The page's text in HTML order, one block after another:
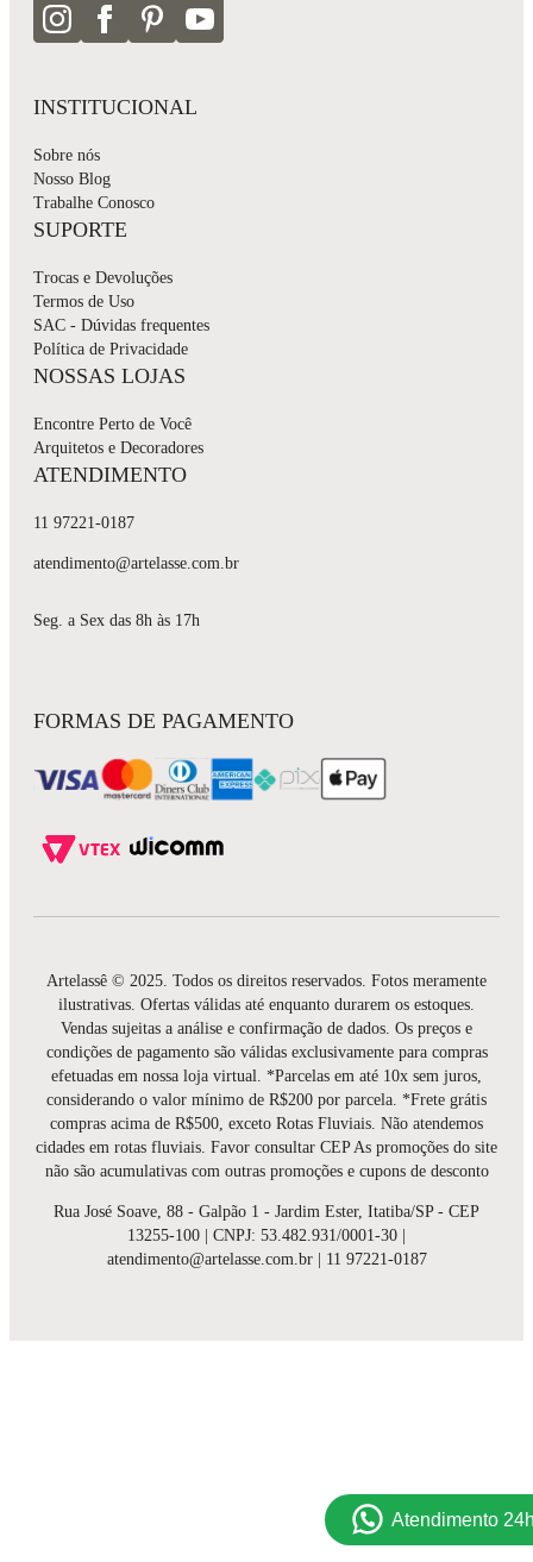
INSTITUCIONAL
Sobre nós
Nosso Blog
Trabalhe Conosco
SUPORTE
Trocas e Devoluções
Termos de Uso
SAC - Dúvidas frequentes
Política de Privacidade
NOSSAS LOJAS
Encontre Perto de Você
Arquitetos e Decoradores
ATENDIMENTO
11 97221-0187
atendimento@artelasse.com.br
Seg. a Sex das 8h às 17h
FORMAS DE PAGAMENTO
Artelassê © 2025. Todos os direitos reservados. Fotos meramente
ilustrativas. Ofertas válidas até enquanto durarem os estoques.
Vendas sujeitas a análise e confirmação de dados. Os preços e
condições de pagamento são válidas exclusivamente para compras
efetuadas em nossa loja virtual. *Parcelas em até 10x sem juros,
considerando o valor mínimo de R$200 por parcela. *Frete grátis
compras acima de R$500, exceto Rotas Fluviais. Não atendemos
cidades em rotas fluviais. Favor consultar CEP As promoções do site
não são acumulativas com outras promoções e cupons de desconto
Rua José Soave, 88 - Galpão 1 - Jardim Ester, Itatiba/SP - CEP
13255-100 | CNPJ: 53.482.931/0001-30 |
atendimento@artelasse.com.br | 11 97221-0187
Atendimento